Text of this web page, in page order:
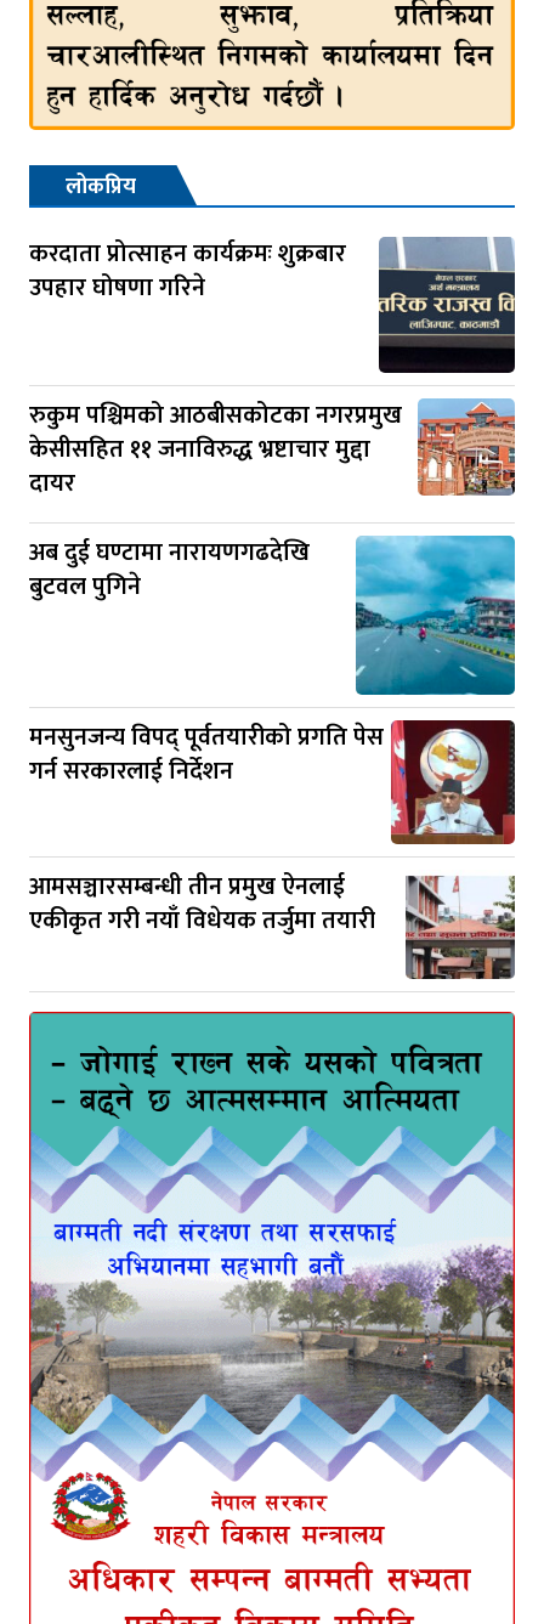
लोकप्रिय
करदाता प्रोत्साहन कार्यक्रमः शुक्रबार
उपहार घोषणा गरिने
रुकुम पश्चिमको आठबीसकोटका नगरप्रमुख
केसीसहित ११ जनाविरुद्ध भ्रष्टाचार मुद्दा
दायर
अब दुई घण्टामा नारायणगढदेखि
बुटवल पुगिने
मनसुनजन्य विपद् पूर्वतयारीको प्रगति पेस
गर्न सरकारलाई निर्देशन
आमसञ्चारसम्बन्धी तीन प्रमुख ऐनलाई
एकीकृत गरी नयाँ विधेयक तर्जुमा तयारी